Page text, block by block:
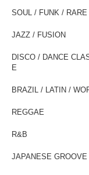
SOUL / FUNK /
JAZZ / FUSION
DISCO / DANCE
E
BRAZIL / LATIN /
REGGAE
R&B
JAPANESE GROOVE